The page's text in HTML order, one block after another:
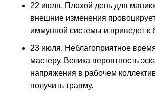
22 июля. Плохой день для
внешние изменения
иммунной системы и приведет к
23 июля. Неблагоприятное
мастеру. Велика вероятность
напряжения в рабочем
получить травму.